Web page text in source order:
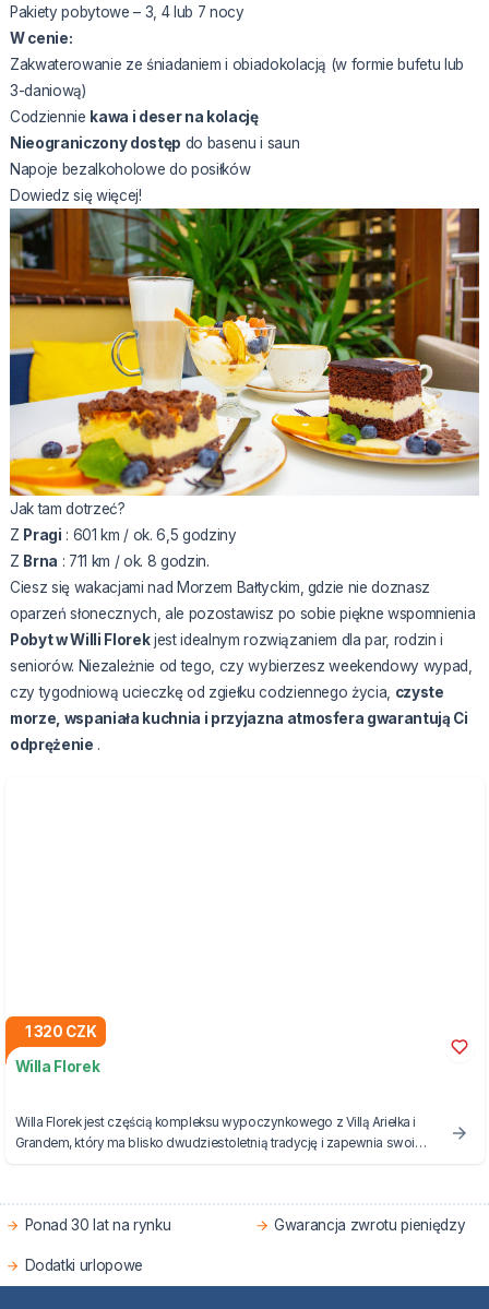
Pakiety pobytowe – 3, 4 lub 7 nocy
W cenie:
Zakwaterowanie ze śniadaniem i obiadokolacją (w formie bufetu lub
3-daniową)
Codziennie kawa i deser na kolację
Nieograniczony dostęp do basenu i saun
Napoje bezalkoholowe do posiłków
Dowiedz się więcej!
Jak tam dotrzeć?
Z Pragi : 601 km / ok. 6,5 godziny
Z Brna : 711 km / ok. 8 godzin.
Ciesz się wakacjami nad Morzem Bałtyckim, gdzie nie doznasz
oparzeń słonecznych, ale pozostawisz po sobie piękne wspomnienia
Pobyt w Willi Florekjest idealnym rozwiązaniem dla par, rodzin i
seniorów. Niezależnie od tego, czy wybierzesz weekendowy wypad,
czy tygodniową ucieczkę od zgiełku codziennego życia, czyste
morze, wspaniała kuchnia i przyjazna atmosfera gwarantują Ci
odprężenie .
1 320 CZK
Willa Florek
Willa Florek jest częścią kompleksu wypoczynkowego z Villą Arielka i
Grandem, który ma blisko dwudziestoletnią tradycję i zapewnia swoim
Ponad 30 lat na rynku Gwarancja zwrotu pieniędzy
Dodatki urlopowe